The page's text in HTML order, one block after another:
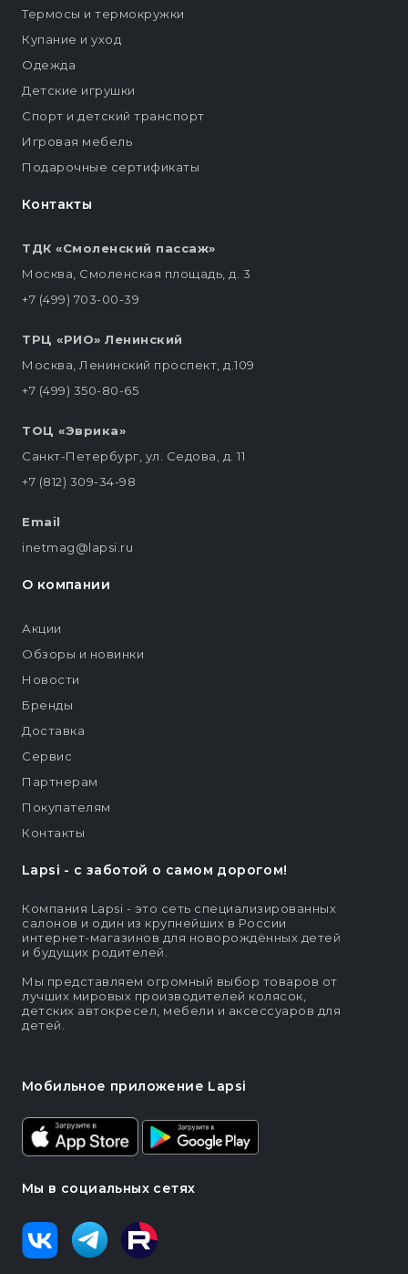
Lapsi - c заботой о самом дорогом!
Компания Lapsi - это сеть специализированных
салонов и один из крупнейших в России
интернет-магазинов для новорождённых детей
и будущих родителей.
Мы представляем огромный выбор товаров от
лучших мировых производителей колясок,
детских автокресел, мебели и аксессуаров для
детей.
Мобильное приложение Lapsi
Мы в социальных сетях
Контакты
ТДК «Смоленский пассаж»
Москва, Смоленская площадь, д. 3
+7 (499) 703-00-39
ТРЦ «РИО» Ленинский
Москва, Ленинский проспект, д.109
+7 (499) 350-80-65
ТОЦ «Эврика»
Санкт-Петербург, ул. Седова, д. 11
+7 (812) 309-34-98
Email
inetmag@lapsi.ru
Термосы и термокружки
Купание и уход
Одежда
Детские игрушки
Спорт и детский транспорт
Игровая мебель
Подарочные сертификаты
О компании
Акции
Обзоры и новинки
Новости
Бренды
Доставка
Сервис
Партнерам
Покупателям
Контакты